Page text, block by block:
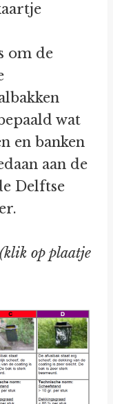
om de
wat
en banken
aan de
Delftse
op plaatje